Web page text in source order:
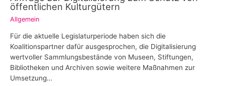
öffentlichen Kulturgütern
Allgemein
Für die aktuelle Legislaturperiode haben sich die
Koalitionspartner dafür ausgesprochen, die Digitalisierung
wertvoller Sammlungsbestände von Museen, Stiftungen,
Bibliotheken und Archiven sowie weitere Maßnahmen zur
Umsetzung…